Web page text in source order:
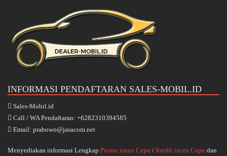
INFORMASI PENDAFTARAN SALES-MOBIL.ID
Sales-Mobil.id
Call / WA Pendaftaran: +6282310394585
Email: prabowo@jasacom.net
Menyediakan informasi Lengkap Promo isuzu Cepu / Kredit isuzu Cepu dan